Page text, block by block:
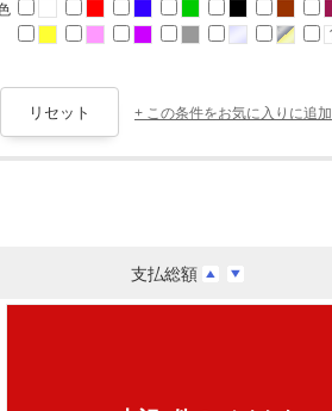
+ この条件をお気に入りに追加
支払総額